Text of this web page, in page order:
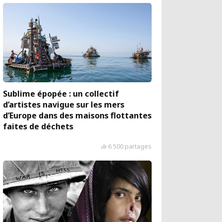
Sublime épopée : un collectif
d’artistes navigue sur les mers
d’Europe dans des maisons flottantes
faites de déchets
6 500 partages